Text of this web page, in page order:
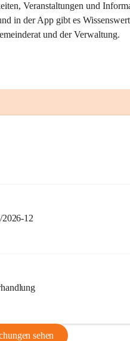
Veranstaltungen und
in der App gibt es
und der Verwaltung.
12
sehen